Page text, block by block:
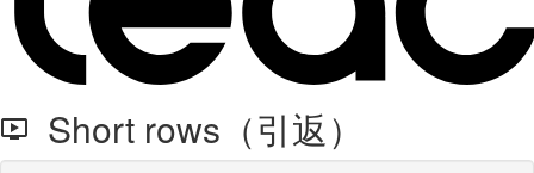
Short rows（引返）